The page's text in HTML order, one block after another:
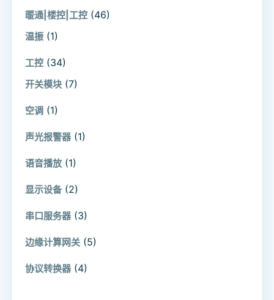
暖通|楼控|工控 (46)
温振 (1)
工控 (34)
开关模块 (7)
空调 (1)
声光报警器 (1)
语音播放 (1)
显示设备 (2)
串口服务器 (3)
边缘计算网关 (5)
协议转换器 (4)